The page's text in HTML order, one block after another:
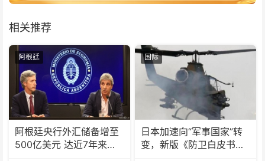
相关推荐
阿根廷
阿根廷央行外汇储备增至
500亿美元 达近7年来最
国际
日本加速向“军事国家”转
变，新版《防卫白皮书》